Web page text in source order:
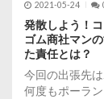
2021-05-24
発散しよう！
ゴム商社マン
た責任とは？
今回の出張先
何度もポーラ